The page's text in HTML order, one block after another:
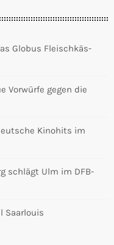
Globus Fleischkäs-
Vorwürfe gegen die
Kinohits im
schlägt Ulm im DFB-
Saarlouis